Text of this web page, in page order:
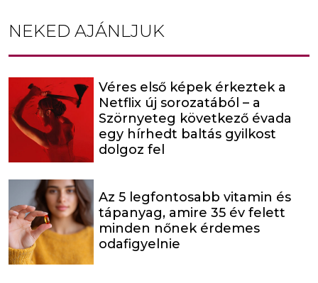
NEKED AJÁNLJUK
Véres első képek érkeztek a
Netflix új sorozatából – a
Szörnyeteg következő évada
egy hírhedt baltás gyilkost
dolgoz fel
Az 5 legfontosabb vitamin és
tápanyag, amire 35 év felett
minden nőnek érdemes
odafigyelnie